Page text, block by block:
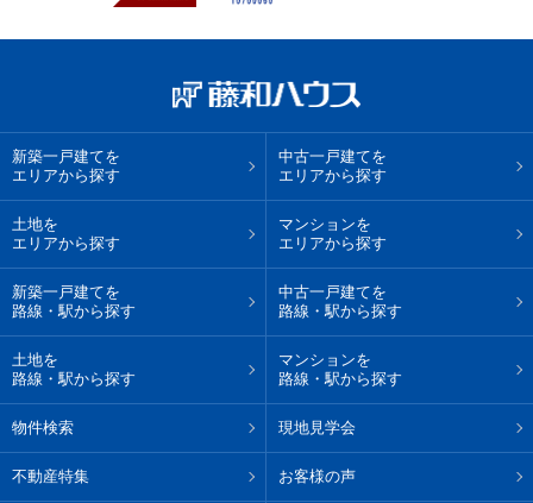
新築一戸建てを
エリアから探す
中古一戸建てを
エリアから探す
土地を
エリアから探す
マンションを
エリアから探す
新築一戸建てを
路線・駅から探す
中古一戸建てを
路線・駅から探す
土地を
路線・駅から探す
マンションを
路線・駅から探す
物件検索 現地見学会
不動産特集 お客様の声